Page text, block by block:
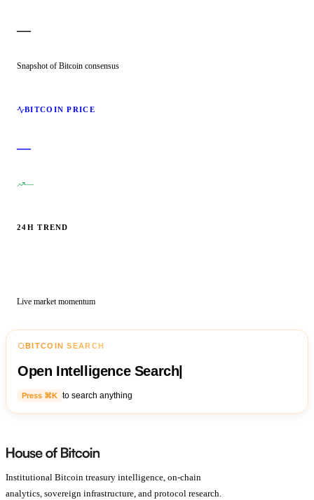
—
Snapshot of Bitcoin consensus
BITCOIN PRICE
—
—
24H TREND
Live market momentum
BITCOIN SEARCH
Open Intelligence Search|
Press ⌘K to search anything
Institutional Bitcoin treasury intelligence, on-chain
analytics, sovereign infrastructure, and protocol research.